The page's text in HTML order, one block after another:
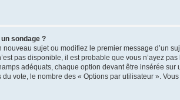
sondage ?
nouveau sujet ou modifiez le premier message d’un
pas disponible, il est probable que vous n’ayez
adéquats, chaque option devant être insérée
vote, le nombre des « Options par utilisateur ».